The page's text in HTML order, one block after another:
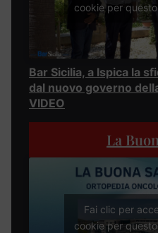
cookie per
Bar Sicilia, a Ispica la
dal nuovo governo
VIDEO
La
Fai clic per
cookie per